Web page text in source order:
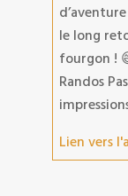
le long
fourgon !
Randos
Lien vers